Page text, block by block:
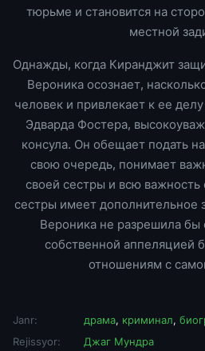
тюрьме и становится на
местной
Однажды, когда Киранджит
Вероника осознает,
человек и привлекает к ее
Эдварда Фостера,
консула. Он обещает подать
свою очередь, понимает
своей сестры и всю важность
сестры имеет дополнительное
Вероника не разрешила
собственной аппеляцией
отношениям с
Janr: драма, криминал,
Rejissyor:
Джаг Мундра